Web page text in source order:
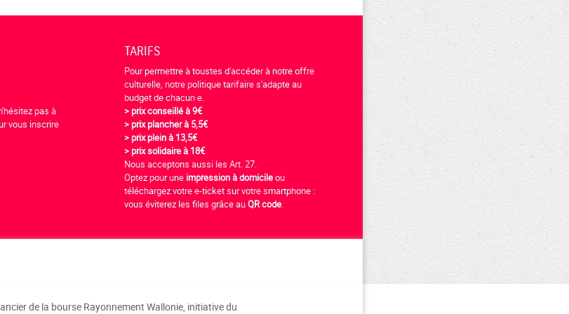
pas à
vous inscrire
TARIFS
Pour permettre à toustes d'accéder à notre offre
culturelle, notre politique tarifaire s'adapte au
budget de chacun·e.
> prix conseillé à 9€
> prix plancher à 5,5€
> prix plein à 13,5€
> prix solidaire à 18€
Nous acceptons aussi les Art. 27.
Optez pour une impression à domicileou
téléchargez votre e-ticket sur votre smartphone :
vous éviterez les files grâce auQR code.
de la bourse Rayonnement Wallonie, initiative du